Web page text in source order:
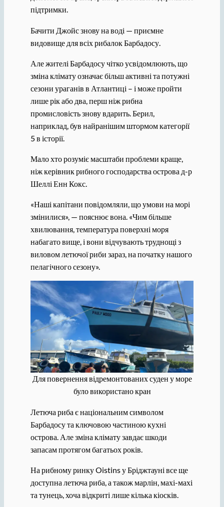
підтримки.
Бачити Джойс знову на воді — приємне
видовище для всіх рибалок Барбадосу.
Але жителі Барбадосу чітко усвідомлюють, що
зміна клімату означає більш активні та потужні
сезони ураганів в Атлантиці – і може пройти
лише рік або два, перш ніж рибна
промисловість знову вдарить. Берил,
наприклад, був найранішим штормом категорії
5 в історії.
Мало хто розуміє масштаби проблеми краще,
ніж керівник рибного господарства острова д-р
Шеллі Енн Кокс.
«Наші капітани повідомляли, що умови на морі
змінилися», — пояснює вона. «Чим більше
хвилювання, температура поверхні моря
набагато вище, і вони відчувають труднощі з
виловом летючої риби зараз, на початку нашого
пелагічного сезону».
Для повернення відремонтованих суден у море
було використано кран
Летюча риба є національним символом
Барбадосу та ключовою частиною кухні
острова. Але зміна клімату завдає шкоди
запасам протягом багатьох років.
На рибному ринку Oistins у Бріджтауні все ще
доступна летюча риба, а також марлін, махі-махі
та тунець, хоча відкриті лише кілька кіосків.